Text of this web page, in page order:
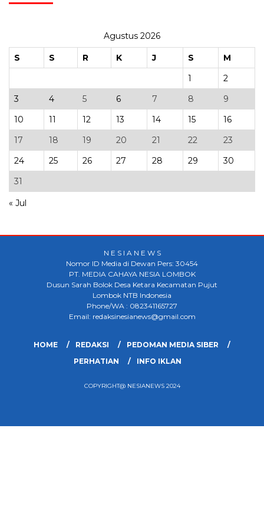
Agustus 2026
S S R K J S
M
1
2
3
4 5 6 7 8
9
10
11 12 13 14 15
16
17
18 19 20 21 22
23
24
25 26 27 28 29
30
31
« Jul
N E S I A N E W S
Nomor ID Media di Dewan Pers: 30454
PT. MEDIA CAHAYA NESIA LOMBOK
Dusun Sarah Bolok Desa Ketara Kecamatan Pujut
Lombok NTB Indonesia
Phone/WA : 082341165727
Email: redaksinesianews@gmail.com
HOME REDAKSI
PEDOMAN MEDIA SIBER
PERHATIAN
INFO IKLAN
COPYRIGHT@ NESIANEWS 2024